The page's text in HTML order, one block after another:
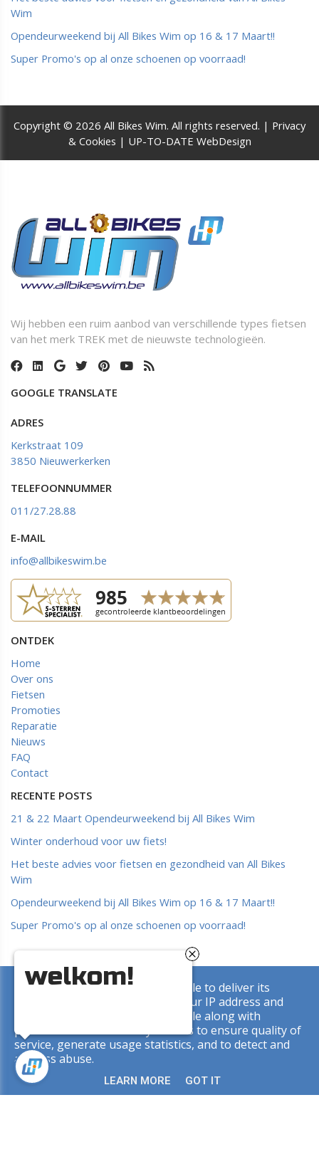
Wim
Opendeurweekend bij All Bikes Wim op 16 & 17 Maart!!
Super Promo's op al onze schoenen op voorraad!
Copyright © 2026 All Bikes Wim. All rights reserved. | Privacy
& Cookies | UP-TO-DATE WebDesign
Wij hebben een ruim aanbod van verschillende types fietsen
van het merk TREK met de nieuwste technologieën.
GOOGLE TRANSLATE
ADRES
Kerkstraat 109
3850 Nieuwerkerken
TELEFOONNUMMER
011/27.28.88
E-MAIL
info@allbikeswim.be
ONTDEK
Home
Over ons
Fietsen
Promoties
Reparatie
Nieuws
FAQ
Contact
RECENTE POSTS
21 & 22 Maart Opendeurweekend bij All Bikes Wim
Winter onderhoud voor uw fiets!
Het beste advies voor fietsen en gezondheid van All Bikes
Wim
Opendeurweekend bij All Bikes Wim op 16 & 17 Maart!!
Super Promo's op al onze schoenen op voorraad!
Copyright © 2026 All Bikes Wim. All rights reserved. |
UP-TO-DATE WebDesign
This site uses cookies from Google to deliver its
services and to analyze traffic. Your IP address and
user-agent are shared with Google along with
performance and security metrics to ensure quality of
service, generate usage statistics, and to detect and
address abuse.
LEARN MORE GOT IT
welkom!